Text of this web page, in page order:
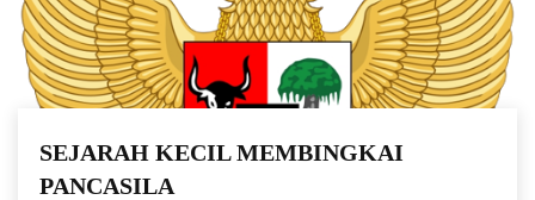
SEJARAH KECIL MEMBINGKAI
PANCASILA